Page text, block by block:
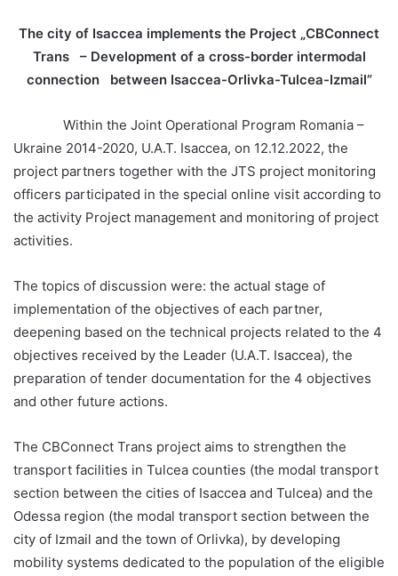
The city of Isaccea implements the Project „CBConnect
Trans
– Development of a cross-border intermodal
connection
between Isaccea-Orlivka-Tulcea-Izmail”
Within the Joint Operational Program Romania –
Ukraine 2014-2020, U.A.T. Isaccea, on 12.12.2022, the
project partners together with the JTS project monitoring
officers participated in the special online visit according to
the activity Project management and monitoring of project
activities.
The topics of discussion were: the actual stage of
implementation of the objectives of each partner,
deepening based on the technical projects related to the 4
objectives received by the Leader (U.A.T. Isaccea), the
preparation of tender documentation for the 4 objectives
and other future actions.
The CBConnect Trans project aims to strengthen the
transport facilities in Tulcea counties (the modal transport
section between the cities of Isaccea and Tulcea) and the
Odessa region (the modal transport section between the
city of Izmail and the town of Orlivka), by developing
mobility systems dedicated to the population of the eligible